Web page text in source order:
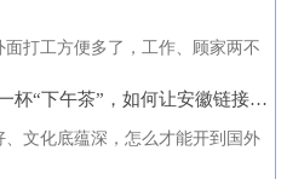
交通领航人才实训基地建设，将
打工方便多了，工作、顾家两不
下午茶”，如何让安徽链接世界？
文化底蕴深，怎么才能开到国外